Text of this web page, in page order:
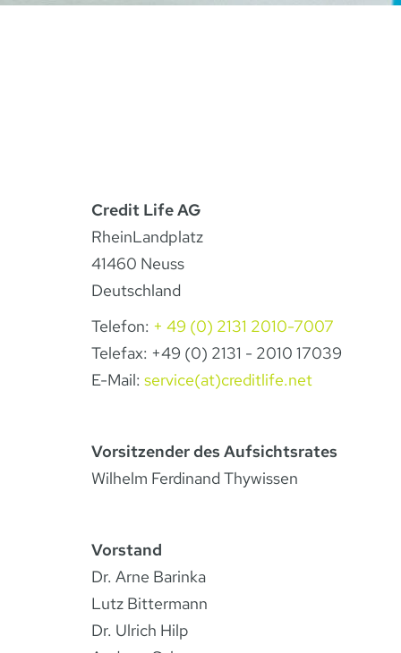
Credit Life AG
RheinLandplatz
41460 Neuss
Deutschland
Telefon: + 49 (0) 2131 2010-7007
Telefax: +49 (0) 2131 - 2010 17039
E-Mail: service(at)creditlife.net
Vorsitzender des Aufsichtsrates
Wilhelm Ferdinand Thywissen
Vorstand
Dr. Arne Barinka
Lutz Bittermann
Dr. Ulrich Hilp